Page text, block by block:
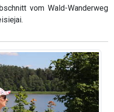
vom Wald-Wanderweg